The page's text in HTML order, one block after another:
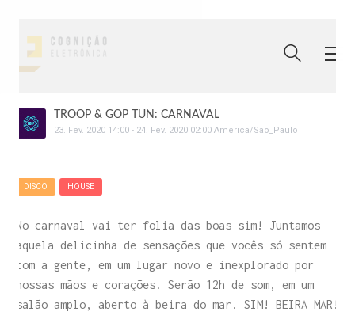
TROOP & GOP TUN: CARNAVAL
23. Fev. 2020 14:00 - 24. Fev. 2020 02:00 America/Sao_Paulo
DISCO HOUSE
No carnaval vai ter folia das boas sim! Juntamos
aquela delicinha de sensações que vocês só sentem
com a gente, em um lugar novo e inexplorado por
nossas mãos e corações. Serão 12h de som, em um
salão amplo, aberto à beira do mar. SIM! BEIRA MAR!